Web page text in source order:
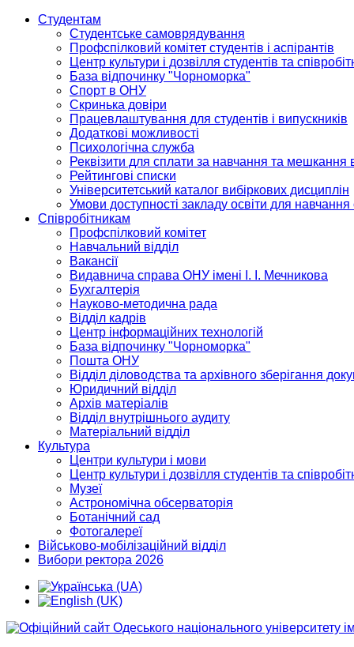
Студентам
Студентське самоврядування
Профспілковий комітет студентів і аспірантів
Центр культури і дозвілля студентів та
База відпочинку "Чорноморка"
Спорт в ОНУ
Скринька довіри
Працевлаштування для студентів і випускників
Додаткові можливості
Психологічна служба
Реквізити для сплати за навчання та мешкання
Рейтингові списки
Університетський каталог вибіркових дисциплін
Умови доступності закладу освіти для
Співробітникам
Профспілковий комітет
Навчальний відділ
Вакансії
Видавнича справа ОНУ імені І. І. Мечникова
Бухгалтерія
Науково-методична рада
Відділ кадрів
Центр інформаційних технологій
База відпочинку "Чорноморка"
Пошта ОНУ
Відділ діловодства та архівного зберігання
Юридичний відділ
Архів матеріалів
Відділ внутрішнього аудиту
Матеріальний відділ
Культура
Центри культури і мови
Центр культури і дозвілля студентів та
Музеї
Астрономічна обсерваторія
Ботанічний сад
Фотогалереї
Військово-мобілізаційний відділ
Вибори ректора 2026